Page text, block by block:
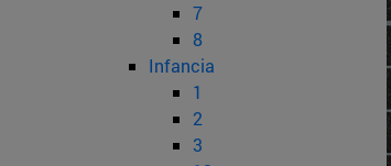
7
8
Infancia
1
2
3